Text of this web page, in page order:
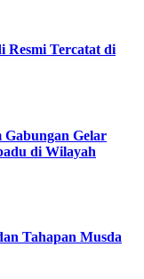
Resmi Tercatat di
Gelar
di Wilayah
Tahapan Musda